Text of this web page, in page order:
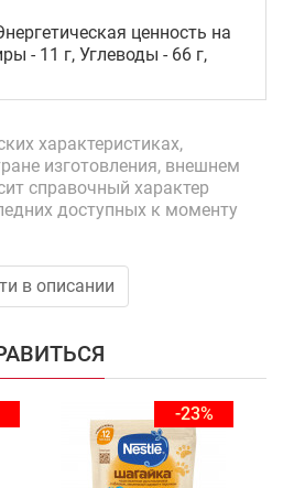
ценность на
- 11 г, Углеводы - 66 г,
характеристиках,
изготовления, внешнем
справочный характер
доступных к моменту
в описании
-23%